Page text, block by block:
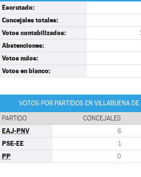
Escrutado:
Concejales totales:
Votos contabilizados:
Abstenciones:
Votos nulos:
Votos en blanco:
VOTOS POR PARTIDOS EN VILLABUENA DE
PARTIDO CONCEJALES
EAJ-PNV 6
PSE-EE 1
PP 0